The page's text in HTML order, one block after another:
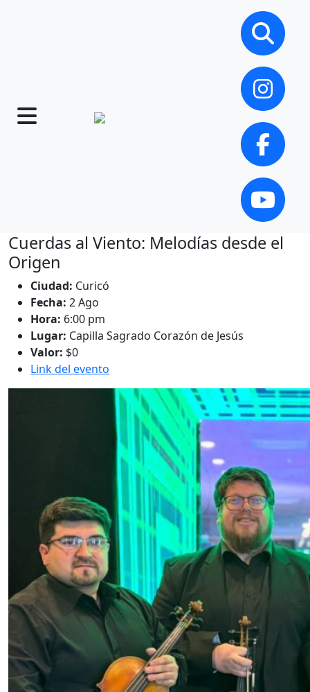
Cuerdas al Viento: Melodías desde el
Origen
Ciudad: Curicó
Fecha: 2 Ago
Hora: 6:00 pm
Lugar: Capilla Sagrado Corazón de Jesús
Valor: $0
Link del evento